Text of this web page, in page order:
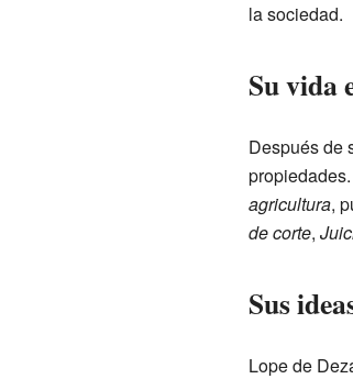
la sociedad.
Su vida
Después de
agricultura,
de corte,
Sus
Lope de